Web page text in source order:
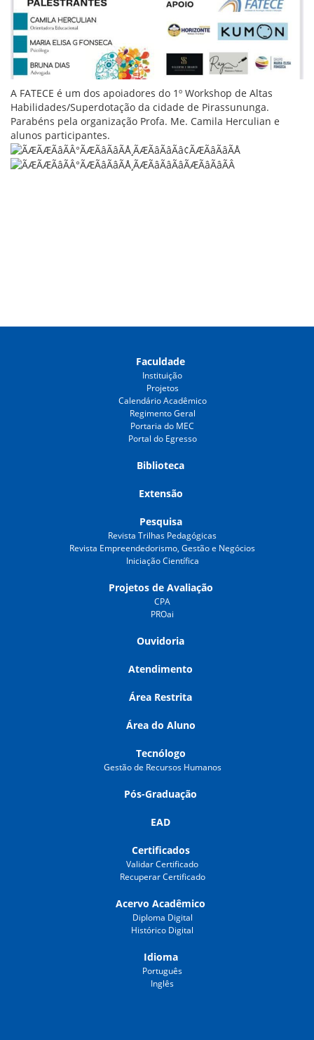
A FATECE é um dos apoiadores do 1º Workshop de Altas
Habilidades/Superdotação da cidade de Pirassununga.
Parabéns pela organização Profa. Me. Camila Herculian e
alunos participantes.
Faculdade
Instituição
Projetos
Calendário Acadêmico
Regimento Geral
Portaria do MEC
Portal do Egresso
Biblioteca
Extensão
Pesquisa
Revista Trilhas Pedagógicas
Revista Empreendedorismo, Gestão e Negócios
Iniciação Científica
Projetos de Avaliação
CPA
PROai
Ouvidoria
Atendimento
Área Restrita
Área do Aluno
Tecnólogo
Gestão de Recursos Humanos
Pós-Graduação
EAD
Certificados
Validar Certificado
Recuperar Certificado
Acervo Acadêmico
Diploma Digital
Histórico Digital
Idioma
Português
Inglês